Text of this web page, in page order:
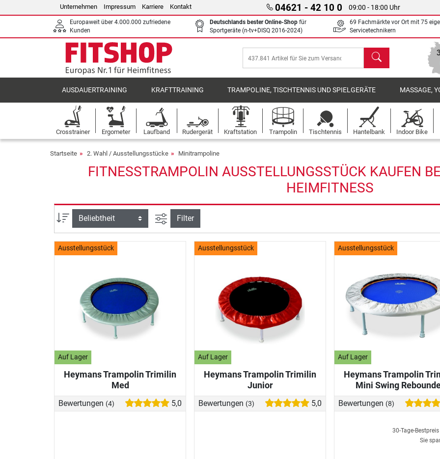
Unternehmen Impressum Karriere Kontakt 04621 - 42 10 0 09:00 - 18:00 Uhr
Europaweit über 4.000.000 zufriedene
Kunden
Deutschlands bester Online-Shop für
Sportgeräte (n-tv+DISQ 2016-2024)
69 Fachmärkte vor Ort mit 75
Servicetechnikern
Suchen
AUSDAUERTRAINING KRAFTTRAINING TRAMPOLINE, TISCHTENNIS UND SPIELGERÄTE MASSAGE,
Crosstrainer Ergometer Laufband Rudergerät Kraftstation Trampolin Tischtennis Hantelbank Indoor Bike
Startseite 2. Wahl / Ausstellungsstücke Minitrampoline
FITNESSTRAMPOLIN AUSSTELLUNGSSTÜCK KAUFEN
HEIMFITNESS
Sortierung Ansicht filtern
Filter
Ausstellungsstück
Auf Lager
Heymans Trampolin Trimilin
Med
Bewertungen (4) 5,0
Ausstellungsstück
Auf Lager
Heymans Trampolin Trimilin
Junior
Bewertungen (3) 5,0
Ausstellungsstück
Auf Lager
Heymans Trampolin
Mini Swing
Bewertungen (8)
30-Tage-Bestpreis
Sie